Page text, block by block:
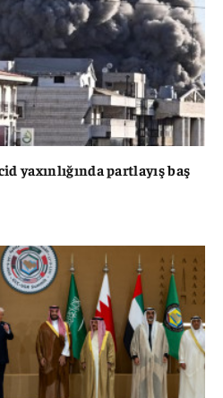
yaxınlığında partlayış baş